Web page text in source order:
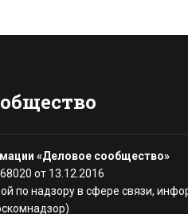
«Деловое сообщество»
от 13.12.2016
по надзору в сфере связи,